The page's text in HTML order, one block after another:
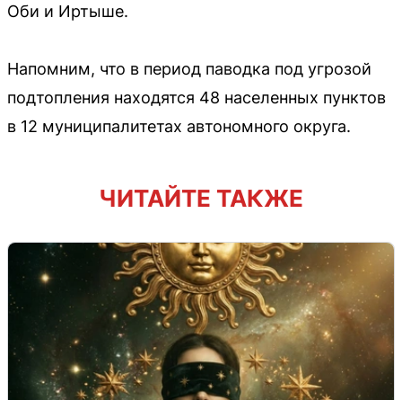
Оби и Иртыше.
Напомним, что в период паводка под угрозой
подтопления находятся 48 населенных пунктов
в 12 муниципалитетах автономного округа.
ЧИТАЙТЕ ТАКЖЕ